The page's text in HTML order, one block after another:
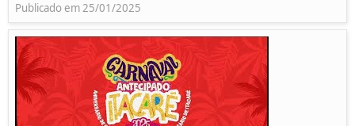
Publicado em 25/01/2025